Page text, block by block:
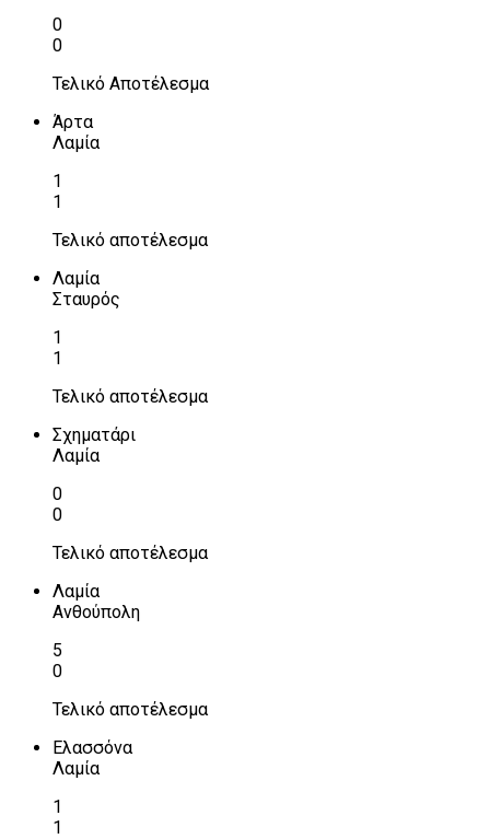
0
0
Τελικό Αποτέλεσμα
Άρτα
Λαμία
1
1
Τελικό αποτέλεσμα
Λαμία
Σταυρός
1
1
Τελικό αποτέλεσμα
Σχηματάρι
Λαμία
0
0
Τελικό αποτέλεσμα
Λαμία
Ανθούπολη
5
0
Τελικό αποτέλεσμα
Ελασσόνα
Λαμία
1
1